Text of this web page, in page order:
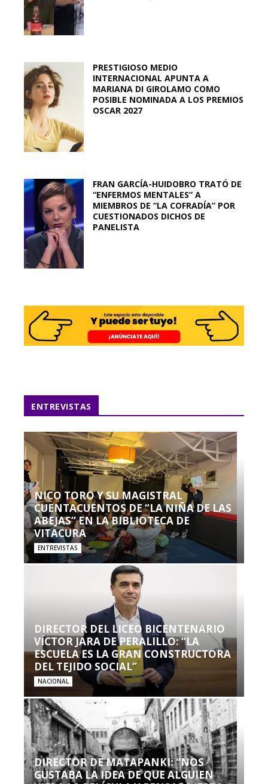
PRESTIGIOSO MEDIO
INTERNACIONAL APUNTA A
MARIANA DI GIROLAMO COMO
POSIBLE NOMINADA A LOS PREMIOS
OSCAR 2027
FRAN GARCÍA-HUIDOBRO TRATÓ DE
“ENFERMOS MENTALES” A
MIEMBROS DE “LA COFRADÍA” POR
CUESTIONADOS DICHOS DE
PANELISTA
ENTREVISTAS
NICO TORO Y SU MAGISTRAL
CUENTACUENTOS DE “LA NIÑA DE LAS
ABEJAS” EN LA BIBLIOTECA DE
VITACURA
ENTREVISTAS
DIRECTOR DEL LICEO BICENTENARIO
VÍCTOR JARA DE PERALILLO: “LA
ESCUELA ES LA GRAN CONSTRUCTORA
DEL TEJIDO SOCIAL”
NACIONAL
DIRECTOR DE MATAPANKI: “NOS
GUSTABA LA IDEA DE QUE ALGUIEN